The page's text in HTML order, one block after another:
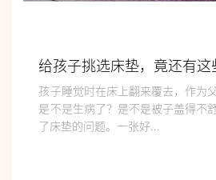
给孩子挑选床垫，竟还有这
孩子睡觉时在床上翻来覆去，作为
是不是生病了？是不是被子盖得不
了床垫的问题。一张好...